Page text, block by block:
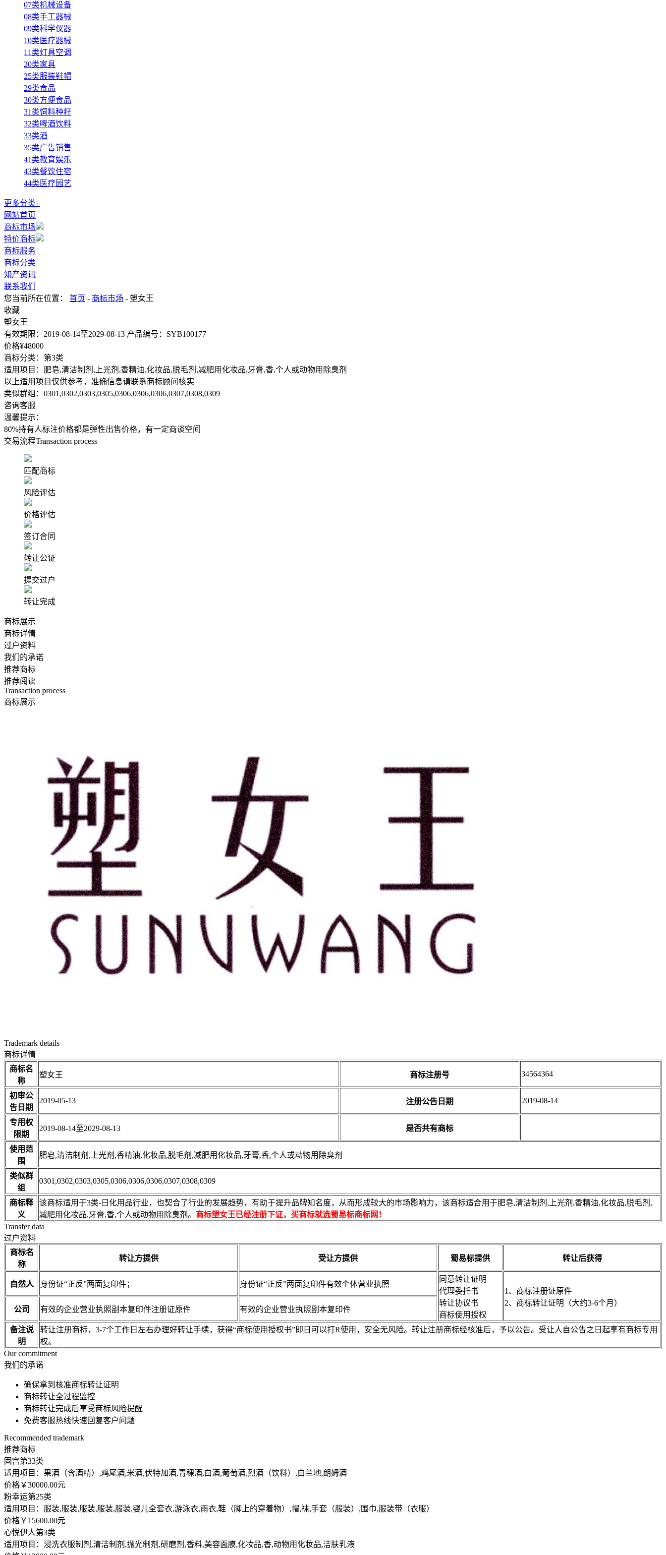
07类机械设备
08类手工器械
09类科学仪器
10类医疗器械
11类灯具空调
20类家具
25类服装鞋帽
29类食品
30类方便食品
31类饲料种籽
32类啤酒饮料
33类酒
35类广告销售
41类教育娱乐
43类餐饮住宿
44类医疗园艺
更多分类+
网站首页
商标市场
特价商标
商标服务
商标分类
知产资讯
联系我们
您当前所在位置： 首页 - 商标市场 - 塑女王
收藏
塑女王
有效期限： 2019-08-14至2029-08-13 产品编号： SYB100177
价格¥48000
商标分类： 第3类
适用项目： 肥皂,清洁制剂,上光剂,香精油,化妆品,脱毛剂,减肥用化妆品,牙膏,香,个人或动物用除臭剂
以上适用项目仅供参考，准确信息请联系商标顾问核实
类似群组： 0301,0302,0303,0305,0306,0306,0306,0307,0308,0309
咨询客服
温馨提示：
80%持有人标注价格都是弹性出售价格，有一定商谈空间
交易流程Transaction process
匹配商标
风险评估
价格评估
签订合同
转让公证
提交过户
转让完成
商标展示
商标详情
过户资料
我们的承诺
推荐商标
推荐阅读
Transaction process
商标展示
Trademark details
商标详情
商标名
称
塑女王 商标注册号 34564364
初审公
告日期
2019-05-13 注册公告日期 2019-08-14
专用权
限期
2019-08-14至2029-08-13 是否共有商标
使用范
围
肥皂,清洁制剂,上光剂,香精油,化妆品,脱毛剂,减肥用化妆品,牙膏,香,个人或动物用除臭剂
类似群
组
0301,0302,0303,0305,0306,0306,0306,0307,0308,0309
商标释
义
该商标适用于3类-日化用品行业，也契合了行业的发展趋势，有助于提升品牌知名度，从而形成较大的市场影响力，该商标适合用于肥皂,清洁制剂,上光剂,香精油,化妆品,脱毛剂,
减肥用化妆品,牙膏,香,个人或动物用除臭剂。 商标塑女王已经注册下证，买商标就选蜀易标商标网！
Transfer data
过户资料
商标名
称
转让方提供 受让方提供 蜀易标提供 转让后获得
自然人 身份证“正反”两面复印件； 身份证“正反”两面复印件有效个体营业执照
同意转让证明
代理委托书
转让协议书
商标使用授权
1、商标注册证原件
2、商标转让证明（大约3-6个月）
公司 有效的企业营业执照副本复印件注册证原件 有效的企业营业执照副本复印件
备注说
明
转让注册商标，3-7个工作日左右办理好转让手续，获得“商标使用授权书”即日可以打R使用，安全无风险。转让注册商标经核准后，予以公告。受让人自公告之日起享有商标专用
权。
Our commitment
我们的承诺
确保拿到核准商标转让证明
商标转让全过程监控
商标转让完成后享受商标风险提醒
免费客服热线快速回复客户问题
Recommended trademark
推荐商标
固宫第33类
适用项目：果酒（含酒精）,鸡尾酒,米酒,伏特加酒,青稞酒,白酒,葡萄酒,烈酒（饮料）,白兰地,朗姆酒
价格￥30000.00元
粉幸运第25类
适用项目：服装,服装,服装,服装,服装,婴儿全套衣,游泳衣,雨衣,鞋（脚上的穿着物）,帽,袜,手套（服装）,围巾,服装带（衣服）
价格￥15600.00元
心悦伊人第3类
适用项目：浸洗衣服制剂,清洁制剂,抛光制剂,研磨剂,香料,美容面膜,化妆品,香,动物用化妆品,洁肤乳液